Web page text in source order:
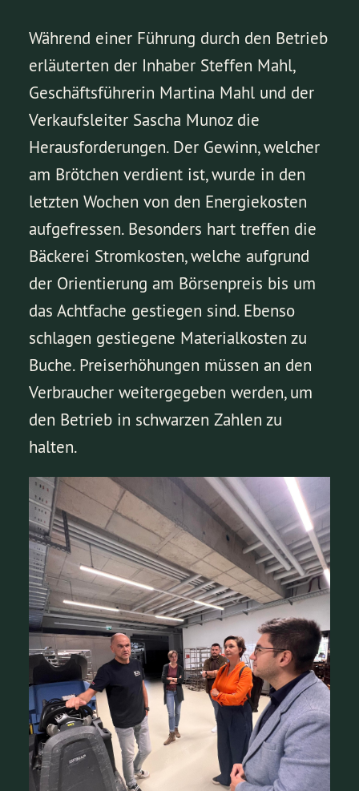
Während einer Führung durch den Betrieb
erläuterten der Inhaber Steffen Mahl,
Geschäftsführerin Martina Mahl und der
Verkaufsleiter Sascha Munoz die
Herausforderungen. Der Gewinn, welcher
am Brötchen verdient ist, wurde in den
letzten Wochen von den Energiekosten
aufgefressen. Besonders hart treffen die
Bäckerei Stromkosten, welche aufgrund
der Orientierung am Börsenpreis bis um
das Achtfache gestiegen sind. Ebenso
schlagen gestiegene Materialkosten zu
Buche. Preiserhöhungen müssen an den
Verbraucher weitergegeben werden, um
den Betrieb in schwarzen Zahlen zu
halten.